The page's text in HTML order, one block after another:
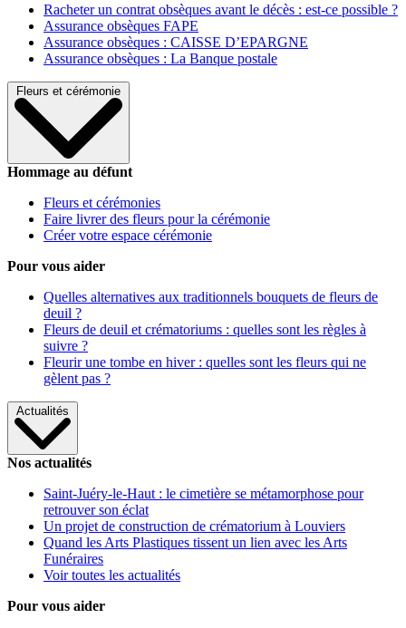
Racheter un contrat obsèques avant le décès : est-ce possible ?
Assurance obsèques FAPE
Assurance obsèques : CAISSE D’EPARGNE
Assurance obsèques : La Banque postale
Fleurs et cérémonie
Hommage au défunt
Fleurs et cérémonies
Faire livrer des fleurs pour la cérémonie
Créer votre espace cérémonie
Pour vous aider
Quelles alternatives aux traditionnels bouquets de fleurs de
deuil ?
Fleurs de deuil et crématoriums : quelles sont les règles à
suivre ?
Fleurir une tombe en hiver : quelles sont les fleurs qui ne
gèlent pas ?
Actualités
Nos actualités
Saint-Juéry-le-Haut : le cimetière se métamorphose pour
retrouver son éclat
Un projet de construction de crématorium à Louviers
Quand les Arts Plastiques tissent un lien avec les Arts
Funéraires
Voir toutes les actualités
Pour vous aider